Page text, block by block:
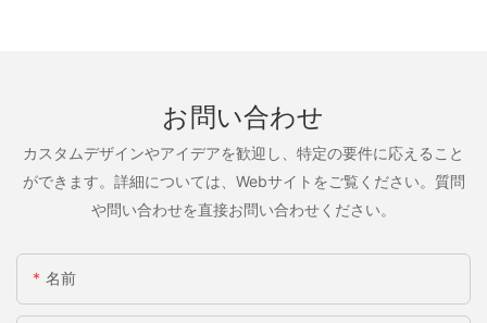
お問い合わせ
カスタムデザインやアイデアを歓迎し、特定の要件に応えること
ができます。詳細については、Webサイトをご覧ください。質問
や問い合わせを直接お問い合わせください。
名前